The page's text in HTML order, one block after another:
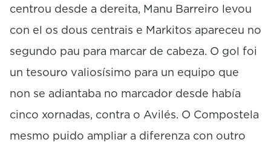
centrou desde a dereita, Manu Barreiro levou
con el os dous centrais e Markitos apareceu no
segundo pau para marcar de cabeza. O gol foi
un tesouro valiosísimo para un equipo que
non se adiantaba no marcador desde había
cinco xornadas, contra o Avilés. O Compostela
mesmo puido ampliar a diferenza con outro